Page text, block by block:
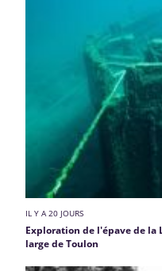
IL Y A 20 JOURS
Exploration de l'épave de la
large de Toulon